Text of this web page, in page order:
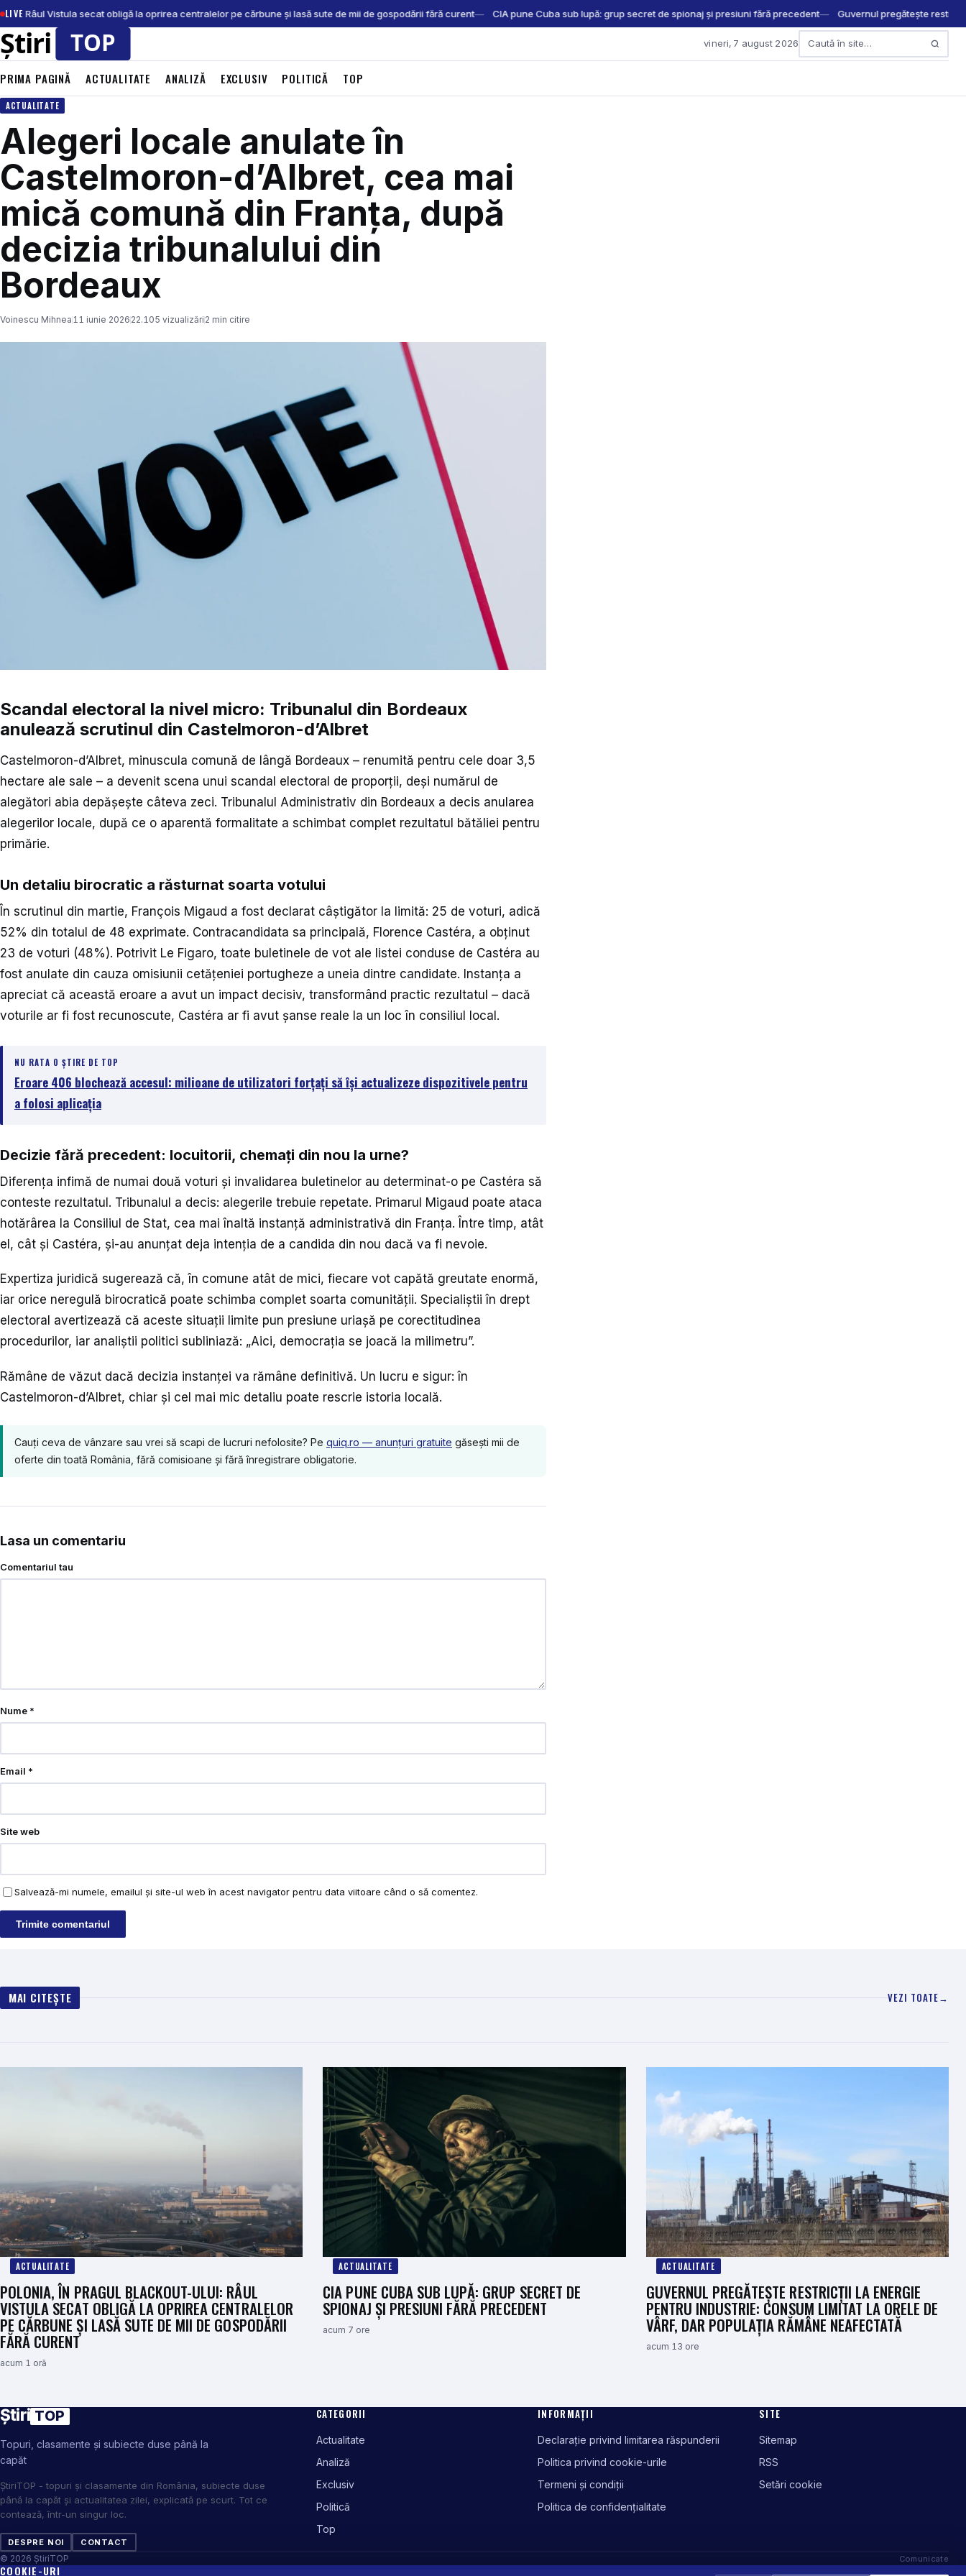
LIVERâul Vistula secat obligă la oprirea centralelor pe cărbune și lasă sute de mii de gospodării fără curent CIA pune Cuba sub lupă: grup secret de spionaj și presiuni fără precedent Guvernul pregătește restricții
vineri, 7 august 2026 Caută
PRIMA PAGINĂ ACTUALITATE ANALIZĂ EXCLUSIV POLITICĂ TOP
ACTUALITATE
Alegeri locale anulate în
Castelmoron-d’Albret, cea mai
mică comună din Franța, după
decizia tribunalului din
Bordeaux
Voinescu Mihnea 11 iunie 2026 22.105 vizualizări 2 min citire
Scandal electoral la nivel micro: Tribunalul din Bordeaux
anulează scrutinul din Castelmoron-d’Albret
Castelmoron-d’Albret, minuscula comună de lângă Bordeaux – renumită pentru cele doar 3,5
hectare ale sale – a devenit scena unui scandal electoral de proporții, deși numărul de
alegători abia depășește câteva zeci. Tribunalul Administrativ din Bordeaux a decis anularea
alegerilor locale, după ce o aparentă formalitate a schimbat complet rezultatul bătăliei pentru
primărie.
Un detaliu birocratic a răsturnat soarta votului
În scrutinul din martie, François Migaud a fost declarat câștigător la limită: 25 de voturi, adică
52% din totalul de 48 exprimate. Contracandidata sa principală, Florence Castéra, a obținut
23 de voturi (48%). Potrivit Le Figaro, toate buletinele de vot ale listei conduse de Castéra au
fost anulate din cauza omisiunii cetățeniei portugheze a uneia dintre candidate. Instanța a
apreciat că această eroare a avut un impact decisiv, transformând practic rezultatul – dacă
voturile ar fi fost recunoscute, Castéra ar fi avut șanse reale la un loc în consiliul local.
NU RATA O ȘTIRE DE TOP
Eroare 406 blochează accesul: milioane de utilizatori forțați să își actualizeze dispozitivele pentru
a folosi aplicația
Decizie fără precedent: locuitorii, chemați din nou la urne?
Diferența infimă de numai două voturi și invalidarea buletinelor au determinat-o pe Castéra să
conteste rezultatul. Tribunalul a decis: alegerile trebuie repetate. Primarul Migaud poate ataca
hotărârea la Consiliul de Stat, cea mai înaltă instanță administrativă din Franța. Între timp, atât
el, cât și Castéra, și-au anunțat deja intenția de a candida din nou dacă va fi nevoie.
Expertiza juridică sugerează că, în comune atât de mici, fiecare vot capătă greutate enormă,
iar orice neregulă birocratică poate schimba complet soarta comunității. Specialiștii în drept
electoral avertizează că aceste situații limite pun presiune uriașă pe corectitudinea
procedurilor, iar analiștii politici subliniază: „Aici, democrația se joacă la milimetru”.
Rămâne de văzut dacă decizia instanței va rămâne definitivă. Un lucru e sigur: în
Castelmoron-d’Albret, chiar și cel mai mic detaliu poate rescrie istoria locală.
Cauți ceva de vânzare sau vrei să scapi de lucruri nefolosite? Pe quiq.ro — anunțuri gratuite găsești mii de
oferte din toată România, fără comisioane și fără înregistrare obligatorie.
Lasa un comentariu
Comentariul tau
Nume *
Email *
Site web
Salvează-mi numele, emailul și site-ul web în acest navigator pentru data viitoare când o să comentez.
MAI CITEȘTE VEZI TOATE→
ACTUALITATE
POLONIA, ÎN PRAGUL BLACKOUT-ULUI: RÂUL
VISTULA SECAT OBLIGĂ LA OPRIREA CENTRALELOR
PE CĂRBUNE ȘI LASĂ SUTE DE MII DE GOSPODĂRII
FĂRĂ CURENT
acum 1 oră
ACTUALITATE
CIA PUNE CUBA SUB LUPĂ: GRUP SECRET DE
SPIONAJ ȘI PRESIUNI FĂRĂ PRECEDENT
acum 7 ore
ACTUALITATE
GUVERNUL PREGĂTEȘTE RESTRICȚII LA ENERGIE
PENTRU INDUSTRIE: CONSUM LIMITAT LA ORELE DE
VÂRF, DAR POPULAȚIA RĂMÂNE NEAFECTATĂ
acum 13 ore
Știri TOP
Topuri, clasamente și subiecte duse până la
capăt
ȘtiriTOP - topuri și clasamente din România, subiecte duse
până la capăt și actualitatea zilei, explicată pe scurt. Tot ce
contează, într-un singur loc.
DESPRE NOI CONTACT
CATEGORII
Actualitate
Analiză
Exclusiv
Politică
Top
INFORMAȚII
Declarație privind limitarea răspunderii
Politica privind cookie-urile
Termeni și condiții
Politica de confidențialitate
SITE
Sitemap
RSS
Setări cookie
© 2026 ȘtiriTOP Comunicate
COOKIE-URI